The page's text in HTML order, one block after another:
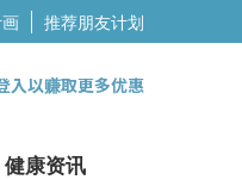
推荐朋友计划
入以赚取更多优惠
健康资讯